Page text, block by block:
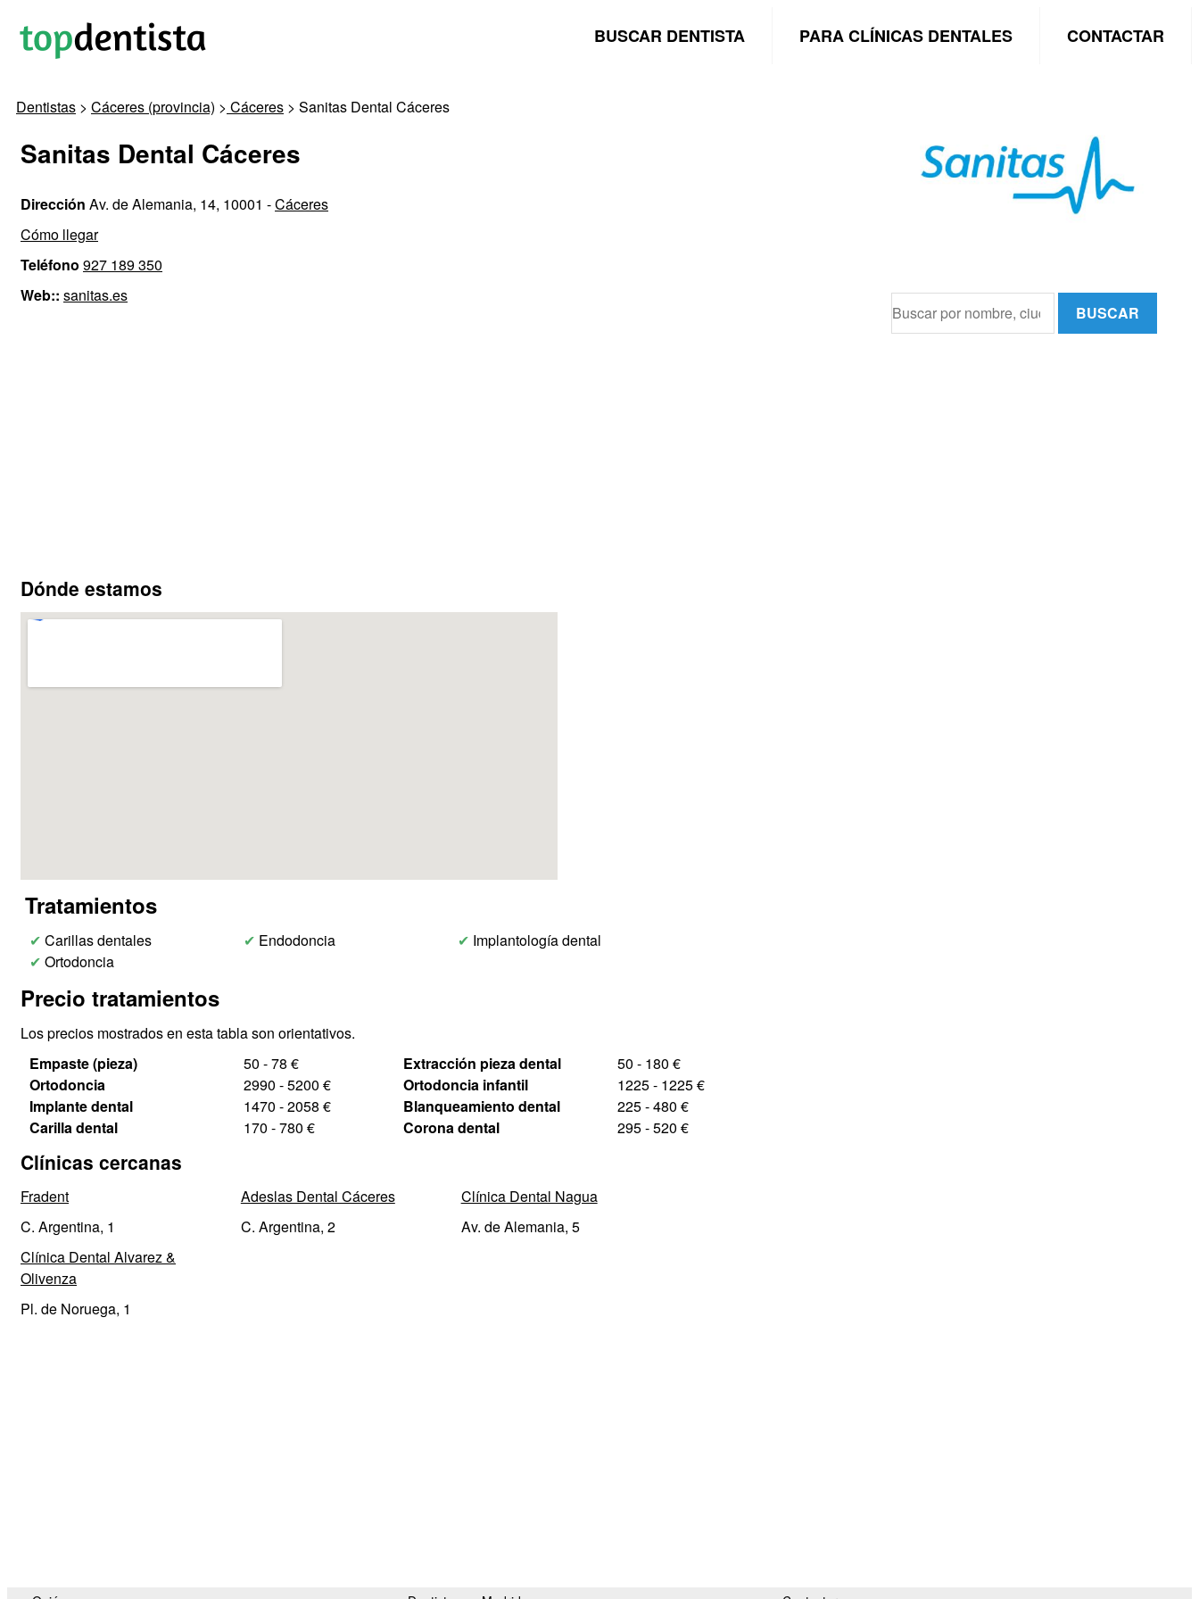
BUSCAR DENTISTA PARA CLÍNICAS DENTALES CONTACTAR
Dentistas > Cáceres (provincia) > Cáceres > Sanitas Dental Cáceres
Sanitas Dental Cáceres
Dirección Av. de Alemania, 14, 10001 -Cáceres
Cómo llegar
Teléfono 927 189 350
Web:: sanitas.es
Dónde estamos
Tratamientos
✔ Carillas dentales ✔ Endodoncia ✔ Implantología dental
✔ Ortodoncia
Precio tratamientos
Los precios mostrados en esta tabla son orientativos.
Empaste (pieza)
50 - 78 € Extracción pieza dental
50 - 180 €
Ortodoncia
2990 - 5200 € Ortodoncia infantil
1225 - 1225 €
Implante dental
1470 - 2058 € Blanqueamiento dental
225 - 480 €
Carilla dental
170 - 780 € Corona dental 295 - 520 €
Clínicas cercanas
Fradent
C. Argentina, 1
Adeslas Dental Cáceres
C. Argentina, 2
Clínica Dental Nagua
Av. de Alemania, 5
Clínica Dental Alvarez &
Olivenza
Pl. de Noruega, 1
BUSCAR